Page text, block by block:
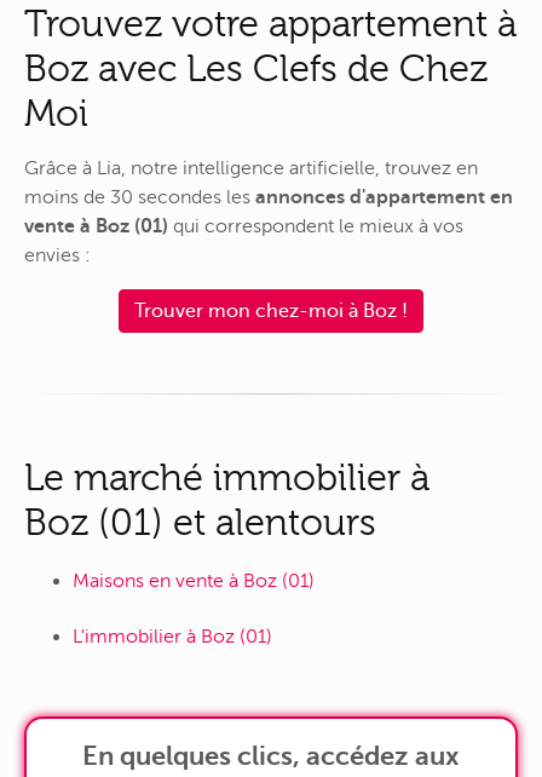
Trouvez votre appartement à
Boz avec Les Clefs de Chez
Moi
Grâce à Lia, notre intelligence artificielle, trouvez en
moins de 30 secondes les annonces d'appartement en
vente à Boz (01) qui correspondent le mieux à vos
envies :
Trouver mon chez-moi à Boz !
Le marché immobilier à
Boz (01) et alentours
Maisons en vente à Boz (01)
L'immobilier à Boz (01)
En quelques clics, accédez aux